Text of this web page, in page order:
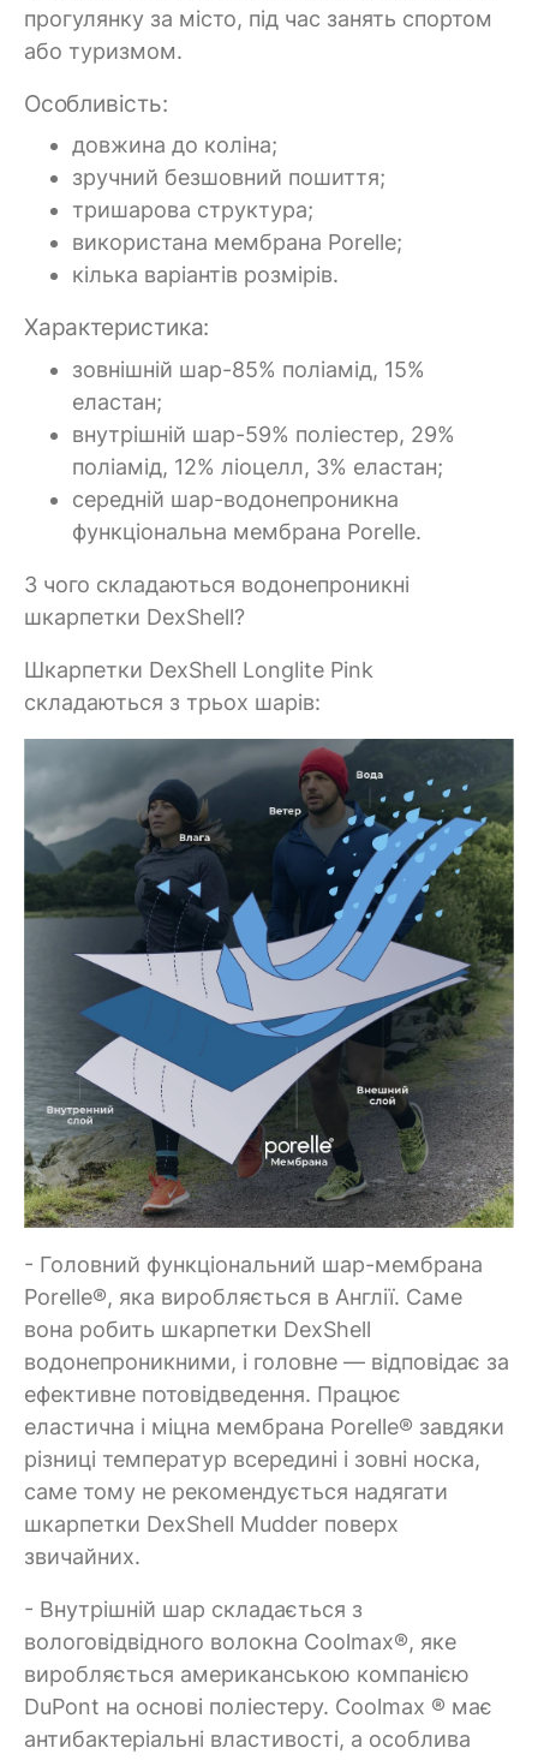
прогулянку за місто, під час занять спортом
або туризмом.
Особливість:
довжина до коліна;
зручний безшовний пошиття;
тришарова структура;
використана мембрана Porelle;
кілька варіантів розмірів.
Характеристика:
зовнішній шар-85% поліамід, 15%
еластан;
внутрішній шар-59% поліестер, 29%
поліамід, 12% ліоцелл, 3% еластан;
середній шар-водонепроникна
функціональна мембрана Porelle.
З чого складаються водонепроникні
шкарпетки DexShell?
Шкарпетки DexShell Longlite Pink
складаються з трьох шарів:
- Головний функціональний шар-мембрана
Porelle®, яка виробляється в Англії. Саме
вона робить шкарпетки DexShell
водонепроникними, і головне — відповідає за
ефективне потовідведення. Працює
еластична і міцна мембрана Porelle® завдяки
різниці температур всередині і зовні носка,
саме тому не рекомендується надягати
шкарпетки DexShell Mudder поверх
звичайних.
- Внутрішній шар складається з
вологовідвідного волокна Coolmax®, яке
виробляється американською компанією
DuPont на основі поліестеру. Coolmax ® має
антибактеріальні властивості, а особлива